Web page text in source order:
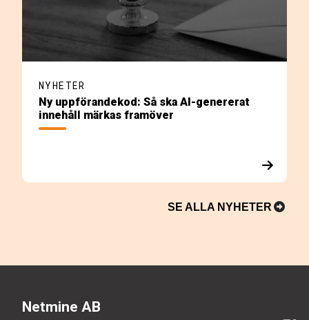
NYHETER
Ny uppförandekod: Så ska AI-genererat
innehåll märkas framöver
SE ALLA NYHETER
Netmine AB